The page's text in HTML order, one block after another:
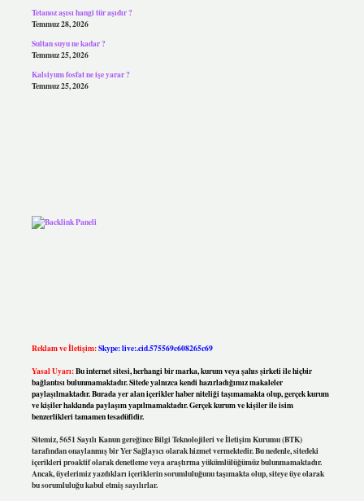
Tetanoz aşısı hangi tür aşıdır ?
Temmuz 28, 2026
Sultan suyu ne kadar ?
Temmuz 25, 2026
Kalsiyum fosfat ne işe yarar ?
Temmuz 25, 2026
Reklam ve İletişim:Skype: live:.cid.575569c608265c69
Yasal Uyarı:Bu internet sitesi, herhangi bir marka, kurum veya şahıs şirketi ile hiçbir
bağlantısı bulunmamaktadır. Sitede yalnızca kendi hazırladığımız makaleler
paylaşılmaktadır. Burada yer alan içerikler haber niteliği taşımamakta olup, gerçek kurum
ve kişiler hakkında paylaşım yapılmamaktadır. Gerçek kurum ve kişiler ile isim
benzerlikleri tamamen tesadüfidir.
Sitemiz, 5651 Sayılı Kanun gereğince Bilgi Teknolojileri ve İletişim Kurumu (BTK)
tarafından onaylanmış bir Yer Sağlayıcı olarak hizmet vermektedir. Bu nedenle, sitedeki
içerikleri proaktif olarak denetleme veya araştırma yükümlülüğümüz bulunmamaktadır.
Ancak, üyelerimiz yazdıkları içeriklerin sorumluluğunu taşımakta olup, siteye üye olarak
bu sorumluluğu kabul etmiş sayılırlar.